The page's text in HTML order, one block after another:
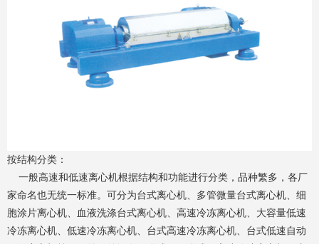
按结构分类：
一般高速和低速离心机根据结构和功能进行分类，品种繁多，各厂
家命名也无统一标准。可分为台式离心机、多管微量台式离心机、细
胞涂片离心机、血液洗涤台式离心机、高速冷冻离心机、大容量低速
冷冻离心机、低速冷冻离心机、台式高速冷冻离心机、台式低速自动